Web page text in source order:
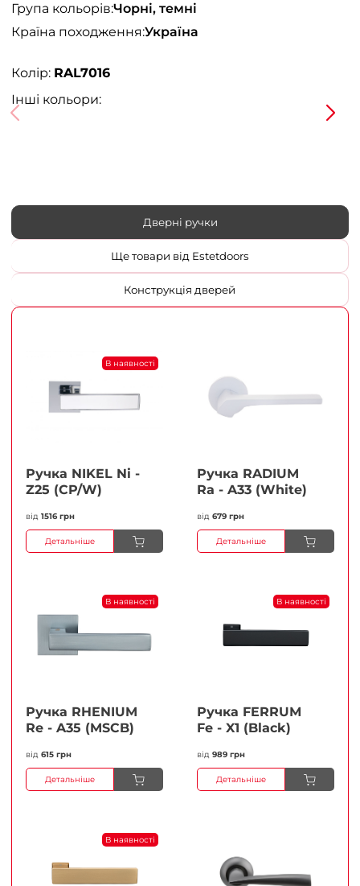
Група кольорів:Чорні, темні
Країна походження:Україна
Колір: RAL7016
Інші кольори:
Дверні ручки
Ще товари від Estetdoors
Конструкція дверей
В наявності
Ручка NIKEL Ni -
Z25 (CP/W)
від 1516 грн
Детальніше
Ручка RADIUM
Ra - A33 (White)
від 679 грн
Детальніше
В наявності
Ручка RHENIUM
Re - A35 (MSCB)
від 615 грн
Детальніше
В наявності
Ручка FERRUМ
Fe - X1 (Black)
від 989 грн
Детальніше
В наявності